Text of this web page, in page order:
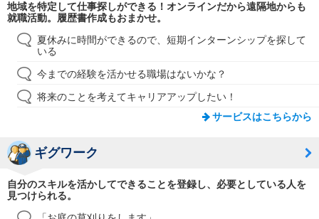
地域を特定して仕事探しができる！オンラインだから遠隔地からも
就職活動。履歴書作成もおまかせ。
夏休みに時間ができるので、短期インターンシップを探して
いる
今までの経験を活かせる職場はないかな？
将来のことを考えてキャリアアップしたい！
サービスはこちらから
ギグワーク
自分のスキルを活かしてできることを登録し、必要としている人を
見つけられる。